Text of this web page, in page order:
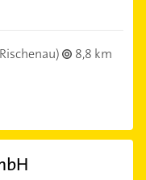
8,8 km